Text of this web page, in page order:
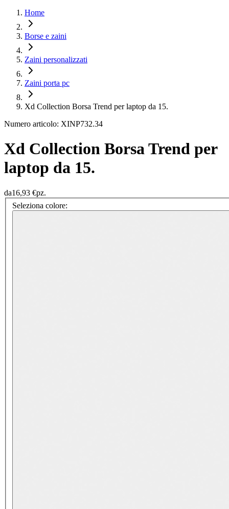
Home
Borse e zaini
Zaini personalizzati
Zaini porta pc
Xd Collection Borsa Trend per laptop da 15.
Numero articolo: XINP732.34
Xd Collection Borsa Trend per
laptop da 15.
da16,93 €pz.
Seleziona colore: